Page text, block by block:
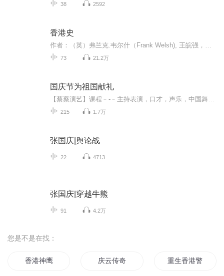
38 2592
香港史
73 21.2万
国庆节为祖国献礼
215 1.7万
张国庆|舆论战
22 4713
张国庆|穿越牛熊
91 4.2万
您是不是在找：
香港神鹰 庆云传奇 重生香港警察